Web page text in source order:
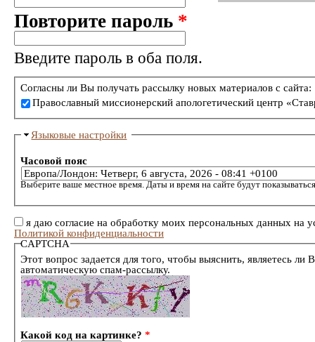
Повторите пароль *
Введите пароль в оба поля.
Согласны ли Вы получать рассылку новых материалов с сайта:
Православный миссионерский апологетический центр
Языковые настройки
Часовой пояс
Выберите ваше местное время. Даты и время на сайте будут
я даю согласие на обработку моих персональных данных на
Политикой конфиденциальности
CAPTCHA
Этот вопрос задается для того, чтобы выяснить, являетесь ли
автоматическую спам-рассылку.
Какой код на картинке?*